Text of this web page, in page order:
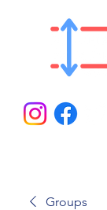
Groups